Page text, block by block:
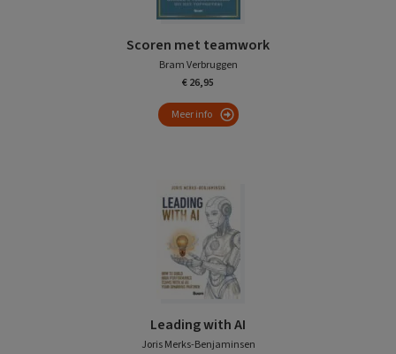
Scoren met teamwork
Bram Verbruggen
€ 26,95
Meer info
Leading with AI
Joris Merks-Benjaminsen